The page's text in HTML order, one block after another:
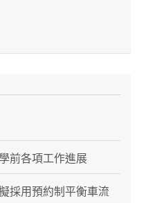
前各項工作進展
採用預約制平衡車流